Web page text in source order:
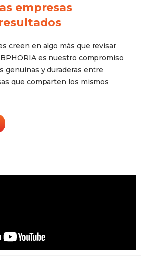
empresas
creen en algo más que revisar
es nuestro compromiso
genuinas y duraderas entre
que comparten los mismos